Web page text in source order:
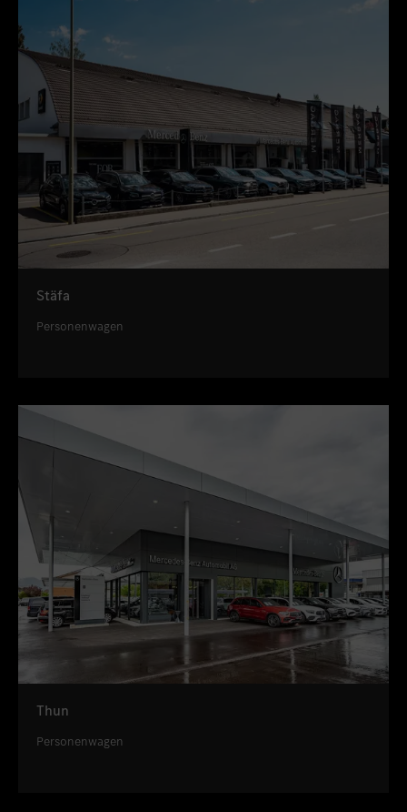
Stäfa
Personenwagen
Thun
Personenwagen